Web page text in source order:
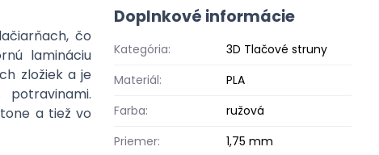
čo
lamináciu
zložiek a je
a tiež vo
Doplnkové informácie
Kategória:
3D Tlačové struny
Materiál:
PLA
Farba:
ružová
Priemer:
1,75 mm